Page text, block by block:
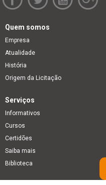
Quem somos
Empresa
Atualidade
História
Origem da Licitação
Serviços
Informativos
Cursos
Certidões
Saiba mais
Biblioteca